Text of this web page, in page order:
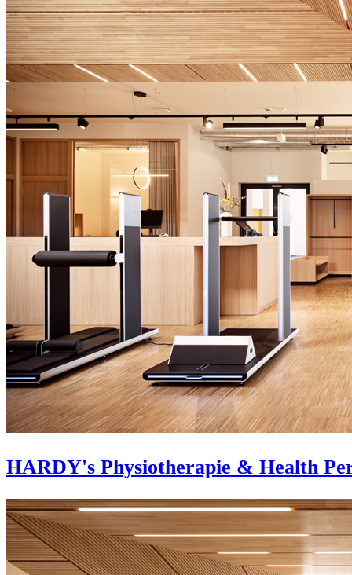
HARDY's Physiotherapie & Health